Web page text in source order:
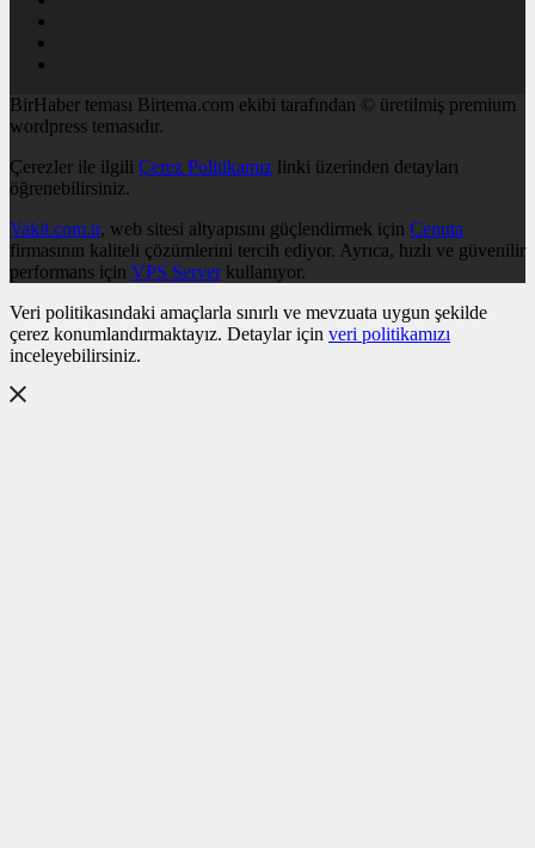
BirHaber teması Birtema.com ekibi tarafından © üretilmiş premium
wordpress temasıdır.
Çerezler ile ilgili Çerez Politikamız linki üzerinden detayları
öğrenebilirsiniz.
Vakit.com.tr, web sitesi altyapısını güçlendirmek için Cenuta
firmasının kaliteli çözümlerini tercih ediyor. Ayrıca, hızlı ve güvenilir
performans için VPS Serverkullanıyor.
Veri politikasındaki amaçlarla sınırlı ve mevzuata uygun şekilde
çerez konumlandırmaktayız. Detaylar için veri politikamızı
inceleyebilirsiniz.